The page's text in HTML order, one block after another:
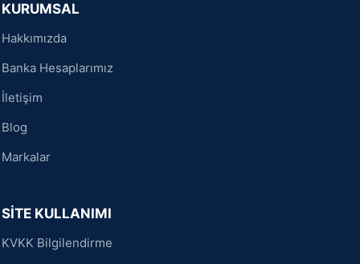
KURUMSAL
Hakkımızda
Banka Hesaplarımız
İletişim
Blog
Markalar
SİTE KULLANIMI
KVKK Bilgilendirme